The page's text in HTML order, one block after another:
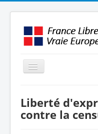
Basculer
AMBITION
Liberté
contre la